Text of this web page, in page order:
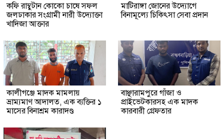
কফি রাম্বুটান কোকো চাষে সফল
জলঢাকার সংগ্রামী নারী উদ্যোক্তা
খাদিজা আক্তার
মাটিরাঙ্গা জোনের উদ্যোগে
বিনামূল্যে চিকিৎসা সেবা প্রদান
কালীগঞ্জে মাদক মামলায়
ভ্রাম্যমাণ আদালত, এক ব্যক্তির ১
মাসের বিনাশ্রম কারাদণ্ড
বাঞ্ছারামপুরে গাঁজা ও
প্রাইভেটকারসহ এক মাদক
কারবারী গ্রেফতার